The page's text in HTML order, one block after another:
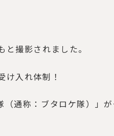
撮影されました。
入れ体制！
通称：ブタロケ隊）」